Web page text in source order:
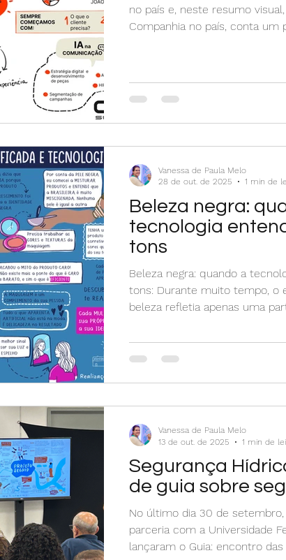
no país e, neste resumo
Companhia no país, conta um
Beleza negra:
tecnologia
tons
Beleza negra: quando a
tons: Durante muito tempo, o
beleza refletia apenas uma
Vanessa de Paula Melo
28 de out. de 2025
1 min de
Segurança
de guia sobre
No último dia 30 de
parceria com a Universidade
lançaram o Guia: encontro das
Vanessa de Paula Melo
13 de out. de 2025
1 min de